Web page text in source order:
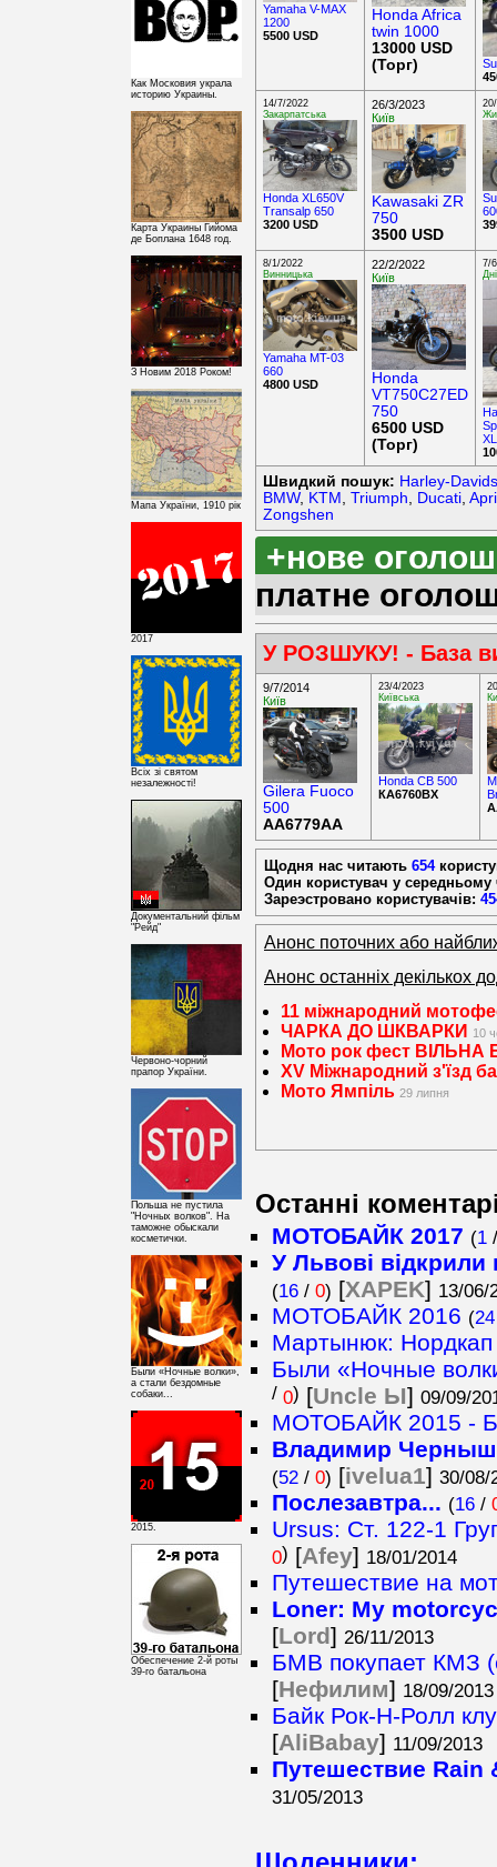
Как Московия украла
историю Украины.
Карта Украины Гийома
де Боплана 1648 год.
З Новим 2018 Роком!
Мапа України, 1910 рік
2017
Всіх зі святом
незалежності!
Документальний фільм
"Рейд"
Червоно-чорний
прапор України.
Польша не пустила
"Ночных волков". На
таможне обыскали
косметички.
Были «Ночные волки»,
а стали бездомные
собаки...
2015.
Обеспечение 2-й роты
39-го батальона
Yamaha V-MAX
1200
5500 USD
Honda Africa
twin 1000
13000 USD
(Торг)
14/7/2022
Закарпатська
Honda XL650V
Transalp 650
3200 USD
26/3/2023
Київ
Kawasaki ZR
750
3500 USD
8/1/2022
Винницька
Yamaha MT-03
660
4800 USD
22/2/2022
Київ
Honda
VT750C27ED
750
6500 USD
(Торг)
7/
Швидкий пошук: Harley-
BMW, KTM , Triumph, Ducati,
Zongshen
+нове
платне
У РОЗШУКУ! - База
9/7/2014
Київ
Gilera Fuoco
500
АА6779АА
23/4/2023
Київська
Honda CB 500
КА6760ВХ
Щодня нас читають 654
Один користувач у середньому
Зареэстровано користувачів:
Анонс поточних або
Анонс останніх декількох
11 міжнародний
ЧАРКА ДО ШКВАРКИ
10
Мото рок фест ВІЛЬНА
ХV Міжнародний з'їзд
Мото Ямпіль 29 липня
Останні
МОТОБАЙК 2017 (1
У Львові відкрили
(16 / 0) [XAPEK] 13/06/
МОТОБАЙК 2016 (24
Мартынюк: Нордкап
Были «Ночные
/ 0) [Uncle Ы] 09/09/
МОТОБАЙК 2015 -
Владимир
(52 / 0) [ivelua1] 30/08/
Послезавтра... (16 /
Ursus: Ст. 122-1
0) [Afey] 18/01/2014
Путешествие на
Loner: My
[Lord] 26/11/2013
БМВ покупает КМЗ
[Нефилим] 18/09/2013
Байк Рок-Н-Ролл
[AliBabay] 11/09/2013
Путешествие Rain
31/05/2013